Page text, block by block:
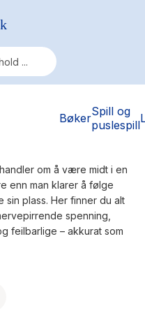
BøkerSpill og
puslespill
om å være midt i en
enn man klarer å følge
sin plass. Her finner du alt
spenning,
feilbarlige – akkurat som